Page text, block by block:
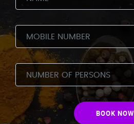
BOOK NOW